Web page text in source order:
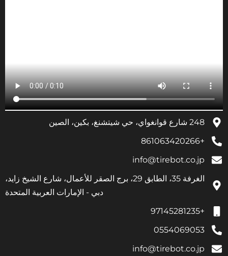
248 شارع قوانغواي، حي شيتشنغ، بكين، الصين
+861063420266
info@tirebot.co.jp
الغرفة 35، الطابق 29، برج الصقر للأعمال، شارع الشيخ زايد،
دبي - الإمارات العربية المتحدة
+97145281235
0554069053
info@tirebot.co.jp